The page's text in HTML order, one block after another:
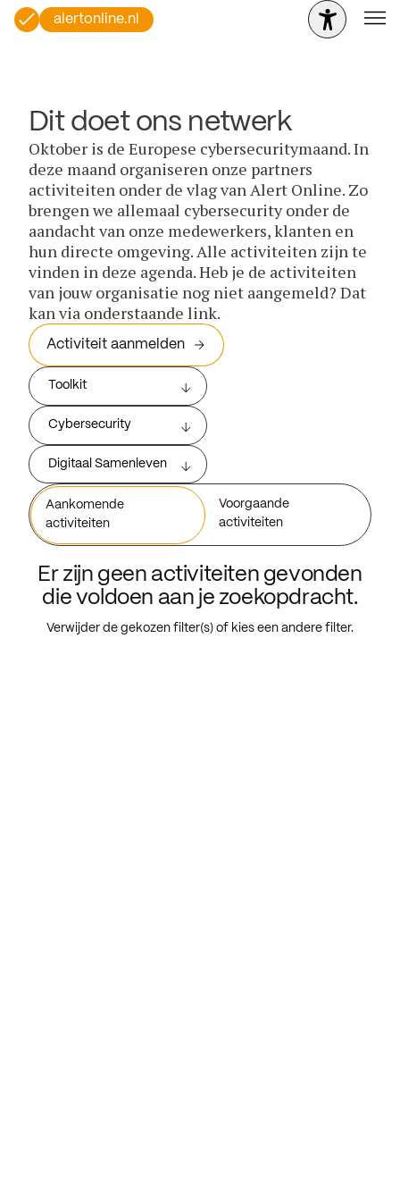
alertonline.nl
Dit doet ons netwerk
Oktober is de Europese cybersecuritymaand. In
deze maand organiseren onze partners
activiteiten onder de vlag van Alert Online. Zo
brengen we allemaal cybersecurity onder de
aandacht van onze medewerkers, klanten en
hun directe omgeving. Alle activiteiten zijn te
vinden in deze agenda. Heb je de activiteiten
van jouw organisatie nog niet aangemeld? Dat
kan via onderstaande link.
Activiteit aanmelden
Toolkit
Cybersecurity
Digitaal Samenleven
Aankomende
activiteiten
Voorgaande
activiteiten
Er zijn geen activiteiten gevonden
die voldoen aan je zoekopdracht.
Verwijder de gekozen filter(s) of kies een andere filter.